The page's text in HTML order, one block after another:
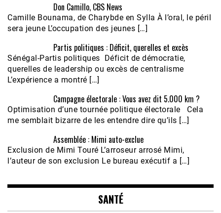
Don Camillo, CBS News
Camille Bounama, de Charybde en Sylla À l’oral, le péril
sera jeune L’occupation des jeunes […]
Partis politiques : Déficit, querelles et excès
Sénégal-Partis politiques Déficit de démocratie,
querelles de leadership ou excès de centralisme
L’expérience a montré […]
Campagne électorale : Vous avez dit 5.000 km ?
Optimisation d’une tournée politique électorale Cela
me semblait bizarre de les entendre dire qu’ils […]
Assemblée : Mimi auto-exclue
Exclusion de Mimi Touré L’arroseur arrosé Mimi,
l’auteur de son exclusion Le bureau exécutif a […]
SANTÉ